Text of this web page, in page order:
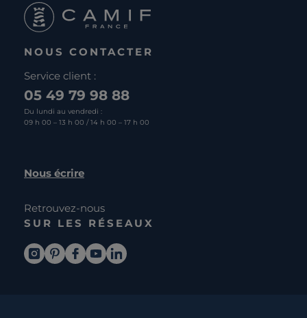
NOUS CONTACTER
Service client :
05 49 79 98 88
Du lundi au vendredi :
09 h 00 – 13 h 00 / 14 h 00 – 17 h 00
Nous écrire
Retrouvez-nous
SUR LES RÉSEAUX